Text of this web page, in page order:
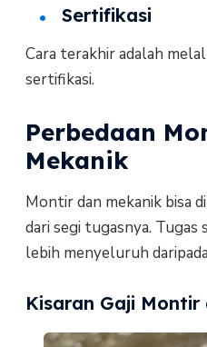
Sertifikasi
Cara terakhir adalah
sertifikasi.
Perbedaan
Mekanik
Montir dan mekanik bisa
dari segi tugasnya. Tugas
lebih menyeluruh
Kisaran Gaji Montir